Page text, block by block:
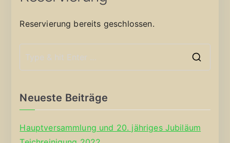
Reservierung bereits geschlossen.
Neueste Beiträge
Hauptversammlung und 20. jähriges Jubiläum